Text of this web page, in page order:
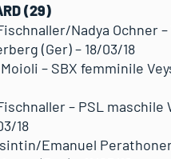
(29)
Nadya Ochner
(Ger) – 18/03/18
Moioli – SBX femminile
– PSL
18
Emanuel